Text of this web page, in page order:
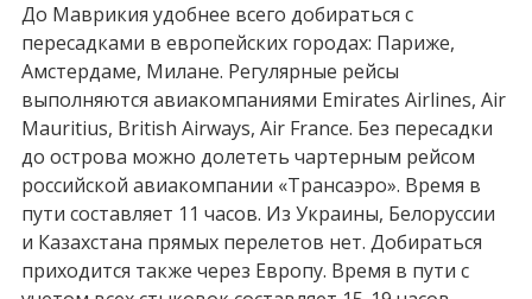
До Маврикия удобнее всего добираться с
пересадками в европейских городах: Париже,
Амстердаме, Милане. Регулярные рейсы
выполняются авиакомпаниями Emirates Airlines, Air
Mauritius, British Airways, Air France. Без пересадки
до острова можно долететь чартерным рейсом
российской авиакомпании «Трансаэро». Время в
пути составляет 11 часов. Из Украины, Белоруссии
и Казахстана прямых перелетов нет. Добираться
приходится также через Европу. Время в пути с